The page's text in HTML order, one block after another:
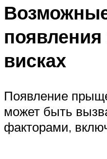
висках
Появление
может быть
факторами,